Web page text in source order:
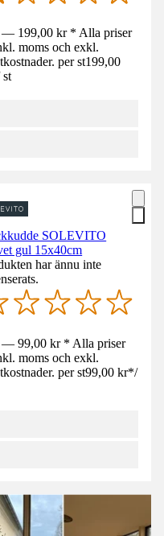
— 199,00 kr * Alla priser
moms och exkl.
per st199,00
st
SOLEVITO
gul 15x40cm
har ännu inte
— 99,00 kr * Alla priser
moms och exkl.
per st99,00 kr*/